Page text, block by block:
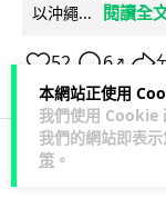
本網站正使用
我們使用 Cookie
我們的網站即表
策 。
以沖繩...
閱讀全
52 6 ↗